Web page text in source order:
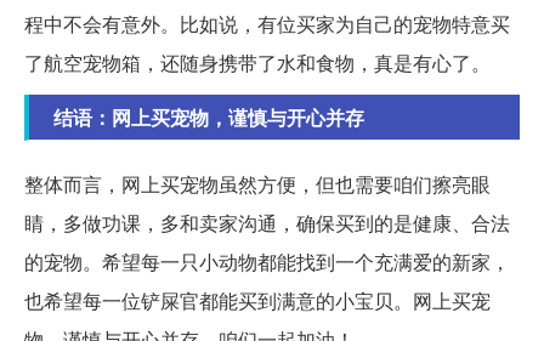
程中不会有意外。比如说，有位买家为自己的宠物特意买
了航空宠物箱，还随身携带了水和食物，真是有心了。
结语：网上买宠物，谨慎与开心并存
整体而言，网上买宠物虽然方便，但也需要咱们擦亮眼
睛，多做功课，多和卖家沟通，确保买到的是健康、合法
的宠物。希望每一只小动物都能找到一个充满爱的新家，
也希望每一位铲屎官都能买到满意的小宝贝。网上买宠